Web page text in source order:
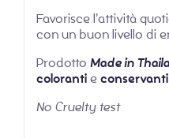
Favorisce l’attività
con un buon livello di
Prodotto Made in
colorantie
No Cruelty test